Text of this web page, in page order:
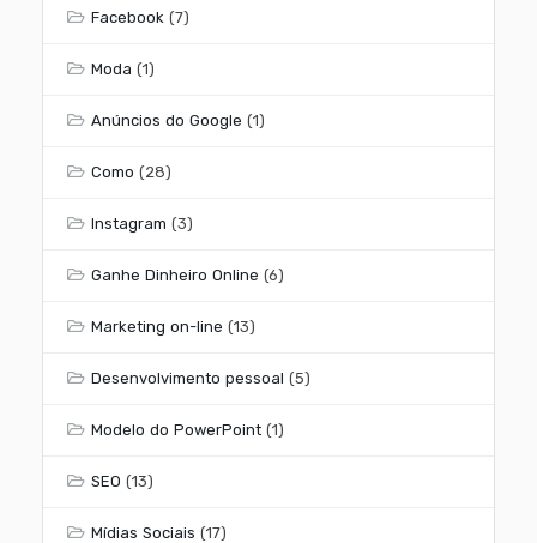
Facebook (7)
Moda (1)
Anúncios do Google (1)
Como (28)
Instagram (3)
Ganhe Dinheiro Online (6)
Marketing on-line (13)
Desenvolvimento pessoal (5)
Modelo do PowerPoint (1)
SEO (13)
Mídias Sociais (17)